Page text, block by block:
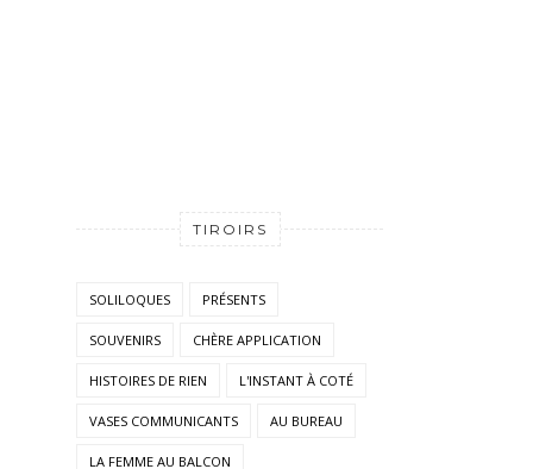
TIROIRS
SOLILOQUES PRÉSENTS
SOUVENIRS CHÈRE APPLICATION
HISTOIRES DE RIEN L'INSTANT À COTÉ
VASES COMMUNICANTS AU BUREAU
LA FEMME AU BALCON